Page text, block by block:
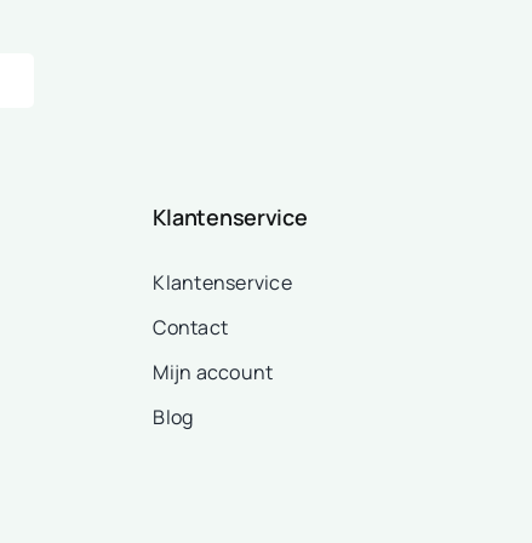
Klantenservice
Klantenservice
Contact
Mijn account
Blog